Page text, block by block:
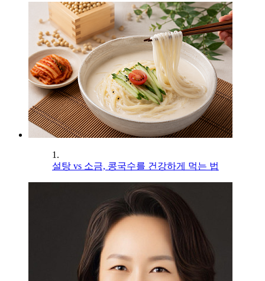
1.
설탕 vs 소금, 콩국수를 건강하게 먹는 법